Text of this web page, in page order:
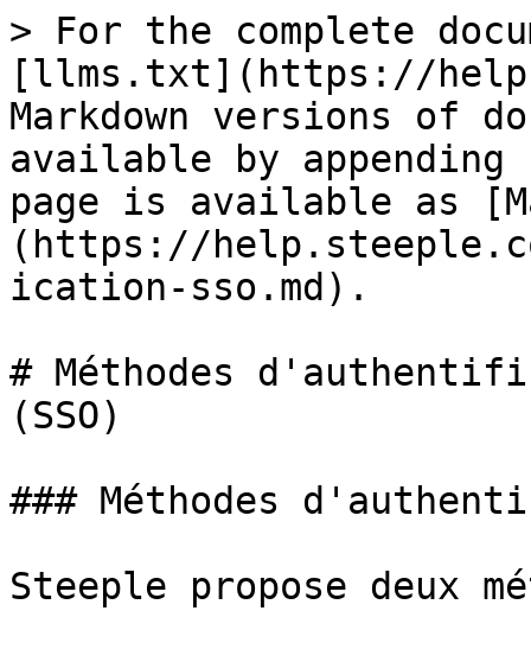
> For the complete
[llms.txt](https://
Markdown versions of
available by
page is available as
(https://
ication-sso.md).
# Méthodes
(SSO)
### Méthodes
Steeple propose deux